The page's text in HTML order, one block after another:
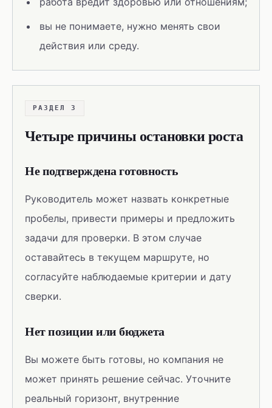
вы не понимаете, нужно менять свои
действия или среду.
РАЗДЕЛ 3
Четыре причины остановки роста
Не подтверждена готовность
Руководитель может назвать конкретные
пробелы, привести примеры и предложить
задачи для проверки. В этом случае
оставайтесь в текущем маршруте, но
согласуйте наблюдаемые критерии и дату
сверки.
Нет позиции или бюджета
Вы можете быть готовы, но компания не
может принять решение сейчас. Уточните
реальный горизонт, внутренние